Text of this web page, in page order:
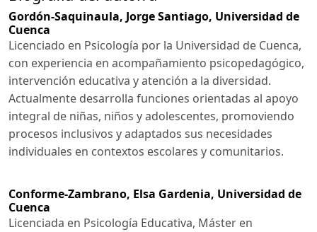
Gordón-Saquinaula, Jorge Santiago, Universidad de
Cuenca
Licenciado en Psicología por la Universidad de Cuenca,
con experiencia en acompañamiento psicopedagógico,
intervención educativa y atención a la diversidad.
Actualmente desarrolla funciones orientadas al apoyo
integral de niñas, niños y adolescentes, promoviendo
procesos inclusivos y adaptados sus necesidades
individuales en contextos escolares y comunitarios.
Conforme-Zambrano, Elsa Gardenia, Universidad de
Cuenca
Licenciada en Psicología Educativa, Máster en